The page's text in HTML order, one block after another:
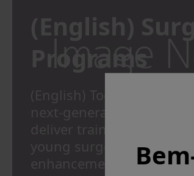
(English)
Programs
(English) Together with
next-generation leaders,
deliver training
young surgeons to
enhancement and best